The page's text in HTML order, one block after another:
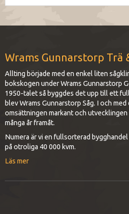
Wrams Gunnarstorp Trä
Allting började med en enkel liten
bokskogen under Wrams Gunnarstorp
1950-talet så byggdes det upp till ett
blev Wrams Gunnarstorp Såg. I och med
omsättningen markant och
många år framåt.
Numera är vi en fullsorterad bygghandel
på otroliga 40 000 kvm.
Läs mer